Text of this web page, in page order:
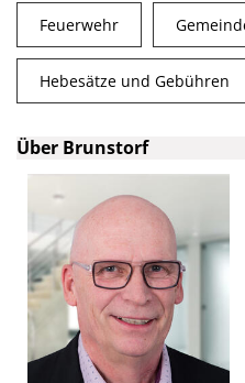
Feuerwehr
Hebesätze und Gebühren
Über Brunstorf